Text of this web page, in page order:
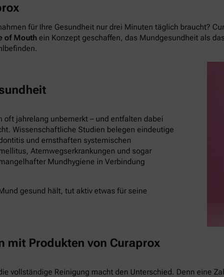
für Ihre Gesundheit nur drei Minuten täglich braucht?
of Mouth ein Konzept geschaffen, das Mundgesundheit als
jahrelang unbemerkt – und entfalten dabei
Wissenschaftliche Studien belegen eindeutige
und ernsthaften systemischen
Atemwegserkrankungen und sogar
Mundhygiene in Verbindung
gesund hält, tut aktiv etwas für seine
mit Produkten von Curaprox
vollständige Reinigung macht den Unterschied. Denn eine